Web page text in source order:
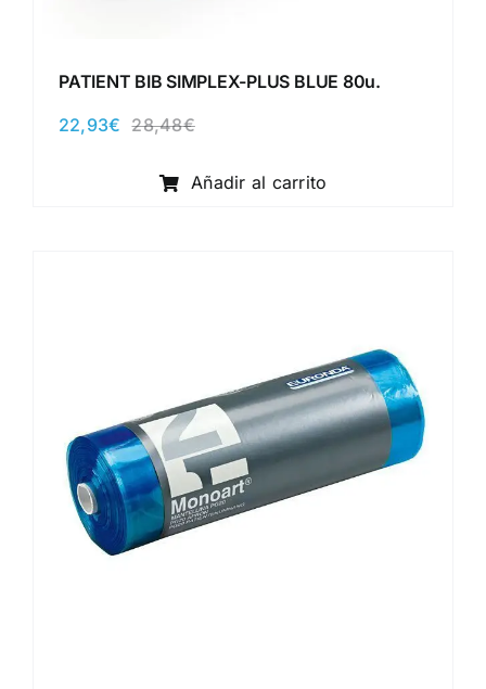
PATIENT BIB SIMPLEX-PLUS BLUE 80u.
28,48€El
original
era:
22,93€
El
actual
es:
Añadir al carrito